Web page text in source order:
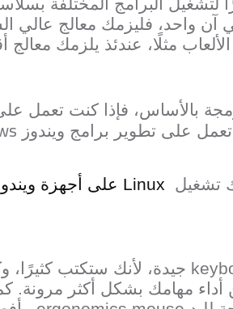
لتشغيل البرامج المختلفة
واحد، فليزمك معالج عالي
مثلًا، عندئذ يلزمك معالج
بالأساس، فإذا كنت تعمل
على تطوير برامج ويندوز
تشغيل Linux على أجهزة
جيدة، لأنك ستكتب كثيرًا،
مهامك بشكل أكثر مرونة.